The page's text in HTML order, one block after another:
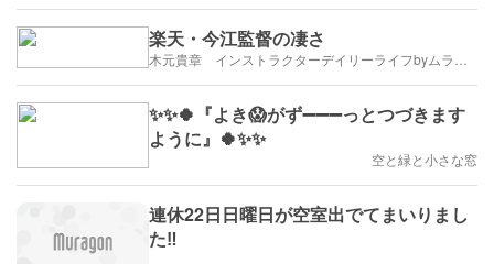
楽天・今江監督の凄さ
✨✨🍀『よき😱がず➖➖➖っとつづきます
ように』🍀✨✨
空と緑と小さな窓
連休22日日曜日が空室出でてまいりまし
た‼️